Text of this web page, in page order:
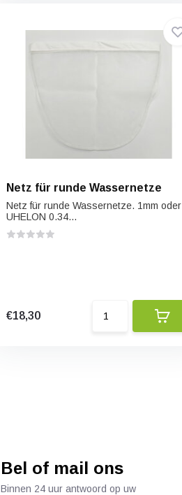
Netz für runde Wassernetze
Netz für runde Wassernetze. 1mm oder
UHELON 0.34...
€18,30
Bel of mail ons
Binnen 24 uur antwoord op uw